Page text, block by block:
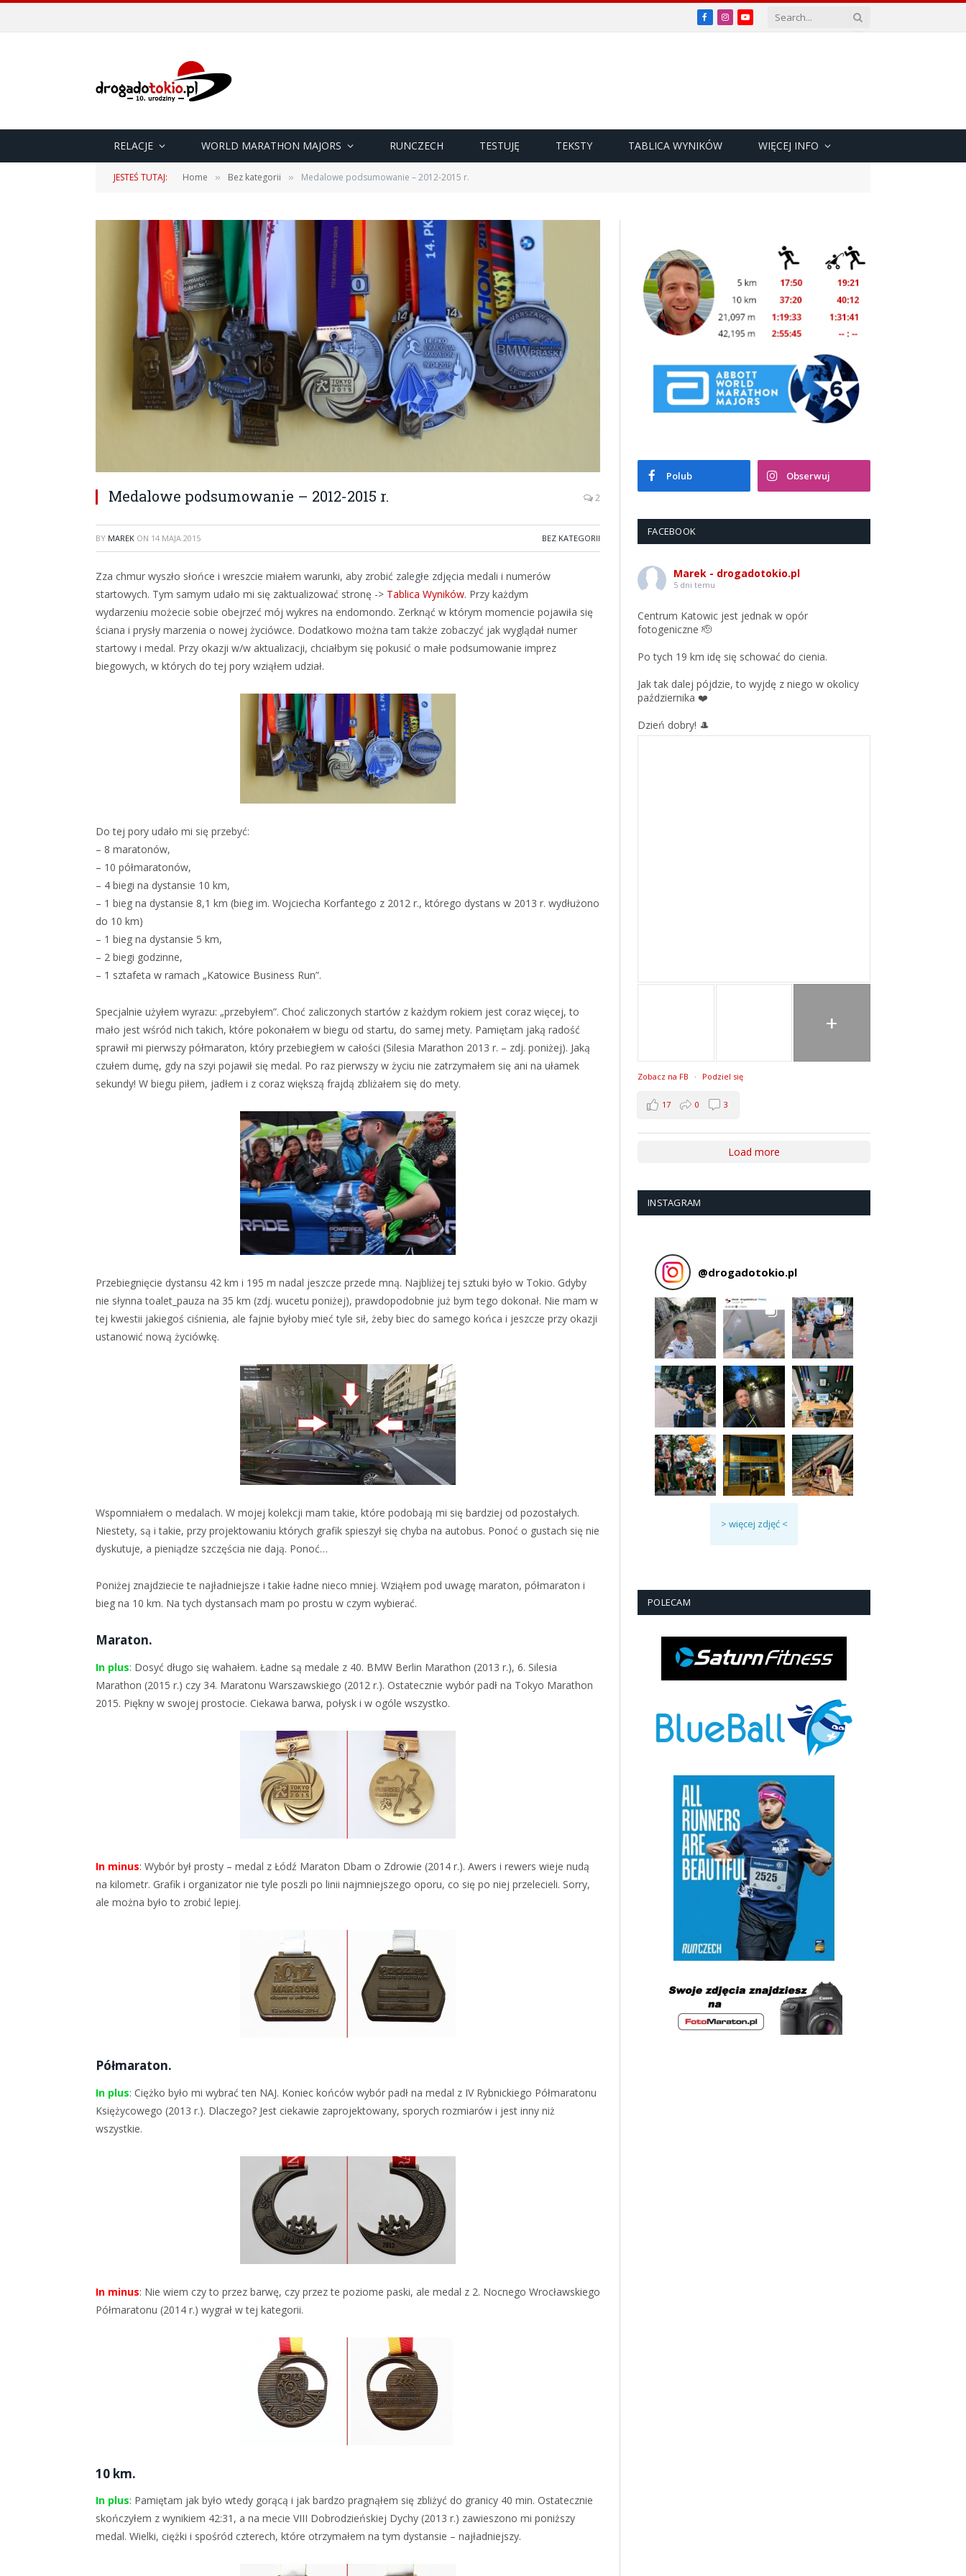
Facebook
InstagramYouTube
RELACJE WORLD MARATHON MAJORS RUNCZECH TESTUJĘ TEKSTY TABLICA WYNIKÓW WIĘCEJ INFO
JESTEŚ TUTAJ: Home » Bez kategorii » Medalowe podsumowanie – 2012-2015 r.
Medalowe podsumowanie – 2012-2015 r. 2
BY MAREK ON 14 MAJA 2015 BEZ KATEGORII
Zza chmur wyszło słońce i wreszcie miałem warunki, aby zrobić zaległe zdjęcia medali i numerów
startowych. Tym samym udało mi się zaktualizować stronę -> Tablica Wyników. Przy każdym
wydarzeniu możecie sobie obejrzeć mój wykres na endomondo. Zerknąć w którym momencie pojawiła się
ściana i prysły marzenia o nowej życiówce. Dodatkowo można tam także zobaczyć jak wyglądał numer
startowy i medal. Przy okazji w/w aktualizacji, chciałbym się pokusić o małe podsumowanie imprez
biegowych, w których do tej pory wziąłem udział.
Do tej pory udało mi się przebyć:
– 8 maratonów,
– 10 półmaratonów,
– 4 biegi na dystansie 10 km,
– 1 bieg na dystansie 8,1 km (bieg im. Wojciecha Korfantego z 2012 r., którego dystans w 2013 r. wydłużono
do 10 km)
– 1 bieg na dystansie 5 km,
– 2 biegi godzinne,
– 1 sztafeta w ramach „Katowice Business Run”.
Specjalnie użyłem wyrazu: „przebyłem”. Choć zaliczonych startów z każdym rokiem jest coraz więcej, to
mało jest wśród nich takich, które pokonałem w biegu od startu, do samej mety. Pamiętam jaką radość
sprawił mi pierwszy półmaraton, który przebiegłem w całości (Silesia Marathon 2013 r. – zdj. poniżej). Jaką
czułem dumę, gdy na szyi pojawił się medal. Po raz pierwszy w życiu nie zatrzymałem się ani na ułamek
sekundy! W biegu piłem, jadłem i z coraz większą frajdą zbliżałem się do mety.
Przebiegnięcie dystansu 42 km i 195 m nadal jeszcze przede mną. Najbliżej tej sztuki było w Tokio. Gdyby
nie słynna toalet_pauza na 35 km (zdj. wucetu poniżej), prawdopodobnie już bym tego dokonał. Nie mam w
tej kwestii jakiegoś ciśnienia, ale fajnie byłoby mieć tyle sił, żeby biec do samego końca i jeszcze przy okazji
ustanowić nową życiówkę.
Wspomniałem o medalach. W mojej kolekcji mam takie, które podobają mi się bardziej od pozostałych.
Niestety, są i takie, przy projektowaniu których grafik spieszył się chyba na autobus. Ponoć o gustach się nie
dyskutuje, a pieniądze szczęścia nie dają. Ponoć…
Poniżej znajdziecie te najładniejsze i takie ładne nieco mniej. Wziąłem pod uwagę maraton, półmaraton i
bieg na 10 km. Na tych dystansach mam po prostu w czym wybierać.
Maraton.
In plus: Dosyć długo się wahałem. Ładne są medale z 40. BMW Berlin Marathon (2013 r.), 6. Silesia
Marathon (2015 r.) czy 34. Maratonu Warszawskiego (2012 r.). Ostatecznie wybór padł na Tokyo Marathon
2015. Piękny w swojej prostocie. Ciekawa barwa, połysk i w ogóle wszystko.
In minus: Wybór był prosty – medal z Łódź Maraton Dbam o Zdrowie (2014 r.). Awers i rewers wieje nudą
na kilometr. Grafik i organizator nie tyle poszli po linii najmniejszego oporu, co się po niej przelecieli. Sorry,
ale można było to zrobić lepiej.
Półmaraton.
In plus: Ciężko było mi wybrać ten NAJ. Koniec końców wybór padł na medal z IV Rybnickiego Półmaratonu
Księżycowego (2013 r.). Dlaczego? Jest ciekawie zaprojektowany, sporych rozmiarów i jest inny niż
wszystkie.
In minus: Nie wiem czy to przez barwę, czy przez te poziome paski, ale medal z 2. Nocnego Wrocławskiego
Półmaratonu (2014 r.) wygrał w tej kategorii.
10 km.
In plus: Pamiętam jak było wtedy gorącą i jak bardzo pragnąłem się zbliżyć do granicy 40 min. Ostatecznie
skończyłem z wynikiem 42:31, a na mecie VIII Dobrodzieńskiej Dychy (2013 r.) zawieszono mi poniższy
medal. Wielki, ciężki i spośród czterech, które otrzymałem na tym dystansie – najładniejszy.
Polub Obserwuj
FACEBOOK
Marek - drogadotokio.pl
5 dni temu
Centrum Katowic jest jednak w opór
fotogeniczne 🫡
Po tych 19 km idę się schować do cienia.
Jak tak dalej pójdzie, to wyjdę z niego w okolicy
października ❤️
Dzień dobry! 🎩
+
Zobacz na FB · Podziel się
17 0 3
Load more
INSTAGRAM
@drogadotokio.pl
> więcej zdjęć <
POLECAM